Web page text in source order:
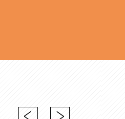
Previous
Next